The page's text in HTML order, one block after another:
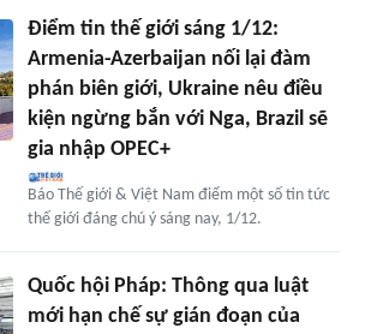
Điểm tin thế giới sáng 1/12:
Armenia-Azerbaijan nối lại đàm
phán biên giới, Ukraine nêu điều
kiện ngừng bắn với Nga, Brazil sẽ
gia nhập OPEC+
Báo Thế giới & Việt Nam điểm một số tin tức
thế giới đáng chú ý sáng nay, 1/12.
Quốc hội Pháp: Thông qua luật
mới hạn chế sự gián đoạn của